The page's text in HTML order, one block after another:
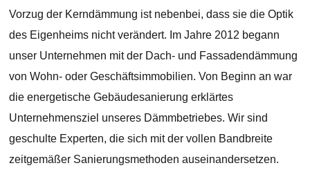
Vorzug der Kerndämmung ist nebenbei, dass sie die Optik
des Eigenheims nicht verändert. Im Jahre 2012 begann
unser Unternehmen mit der Dach- und Fassadendämmung
von Wohn- oder Geschäftsimmobilien. Von Beginn an war
die energetische Gebäudesanierung erklärtes
Unternehmensziel unseres Dämmbetriebes. Wir sind
geschulte Experten, die sich mit der vollen Bandbreite
zeitgemäßer Sanierungsmethoden auseinandersetzen.